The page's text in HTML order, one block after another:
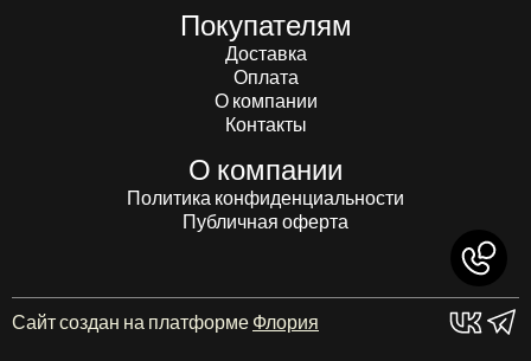
Покупателям
Доставка
Оплата
О компании
Контакты
О компании
Политика конфиденциальности
Публичная оферта
Сайт создан на платформе Флория